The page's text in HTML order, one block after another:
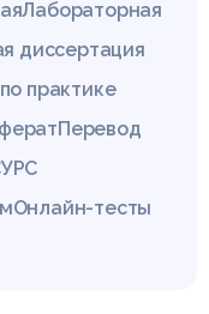
Лабораторная
диссертация
практике
Перевод
Онлайн-тесты